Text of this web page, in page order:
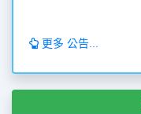
更多 公告...